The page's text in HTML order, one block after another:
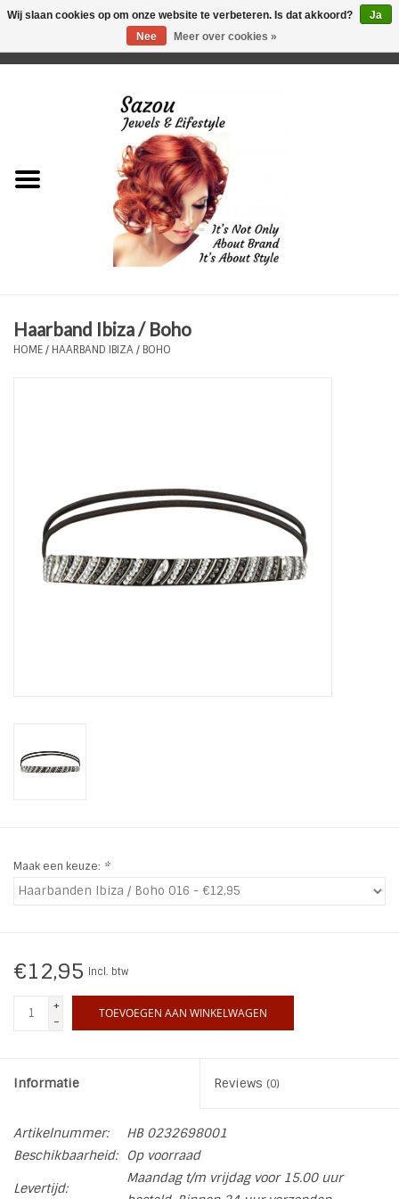
Just for Him
Plus Size Sieraden
Zonnebrillen
Fashion
SALE
Haarband Ibiza / Boho
HOME/ HAARBAND IBIZA / BOHO
Maak een keuze: *
€12,95 Incl. btw
+
-
TOEVOEGEN AAN WINKELWAGEN
Informatie Reviews (0)
Artikelnummer:
HB 0232698001
Beschikbaarheid:
Op voorraad
Levertijd:
Maandag t/m vrijdag voor 15.00 uur
Wij slaan cookies op om onze website te verbeteren. Is dat akkoord?
Ja
Nee
Meer over cookies »